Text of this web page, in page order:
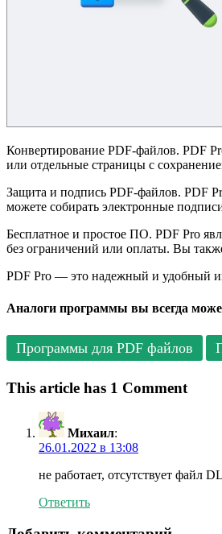
Конвертирование PDF-файлов. PDF
или отдельные страницы с
Защита и подпись PDF-файлов. PDF
можете собирать электронные
Бесплатное и простое ПО. PDF Pro
без ограничений или оплаты. Вы
PDF Pro — это надежный и удобный
Аналоги программы вы всегда
Программы для PDF файлов
This article has 1 Comment
Михаил:
26.01.2022 в 13:08
не работает, отсутствует файл
Ответить